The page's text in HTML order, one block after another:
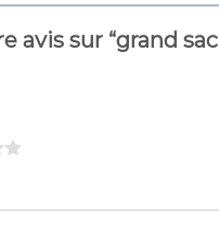
avis sur “grand sac